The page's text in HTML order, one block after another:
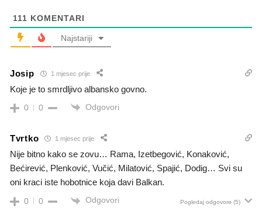
111 KOMENTARI
Najstariji
Josip 1 mjesec prije
Koje je to smrdljivo albansko govno.
0 0 Odgovori
Tvrtko 1 mjesec prije
Nije bitno kako se zovu… Rama, Izetbegović, Konaković,
Bećirević, Plenković, Vučić, Milatović, Spajić, Dodig… Svi su
oni kraci iste hobotnice koja davi Balkan.
0 0 Odgovori Pogledaj odgovore (5)